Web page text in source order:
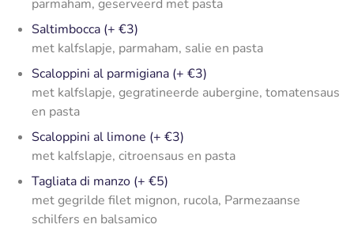
parmaham, geserveerd met pasta
Saltimbocca (+ €3)
met kalfslapje, parmaham, salie en pasta
Scaloppini al parmigiana (+ €3)
met kalfslapje, gegratineerde aubergine, tomatensaus
en pasta
Scaloppini al limone (+ €3)
met kalfslapje, citroensaus en pasta
Tagliata di manzo (+ €5)
met gegrilde filet mignon, rucola, Parmezaanse
schilfers en balsamico